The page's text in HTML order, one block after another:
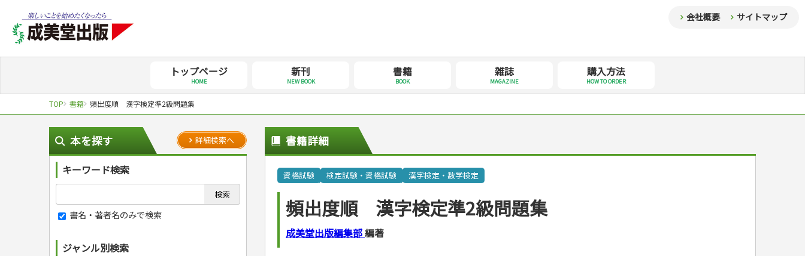
会社概要 サイトマップ
トップページ
HOME
新刊
NEW BOOK
書籍
BOOK
雑誌
MAGAZINE
購入方法
HOW TO ORDER
TOP 書籍 頻出度順 漢字検定準2級問題集
本を探す 詳細検索へ
キーワード検索
書名・著者名のみで検索
ジャンル別検索
書籍詳細
資格試験 検定試験・資格試験 漢字検定・数学検定
頻出度順 漢字検定準2級問題集
成美堂出版編集部編著